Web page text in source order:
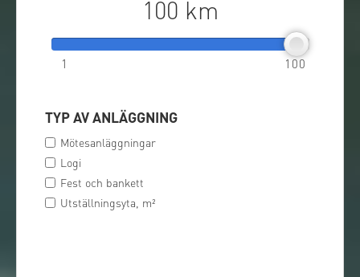
100 km
1 100
TYP AV ANLÄGGNING
Mötesanläggningar
Logi
Fest och bankett
Utställningsyta, m²